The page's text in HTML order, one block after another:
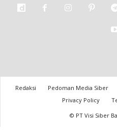
Redaksi Pedoman Media Siber
Privacy Policy
© PT Visi Siber